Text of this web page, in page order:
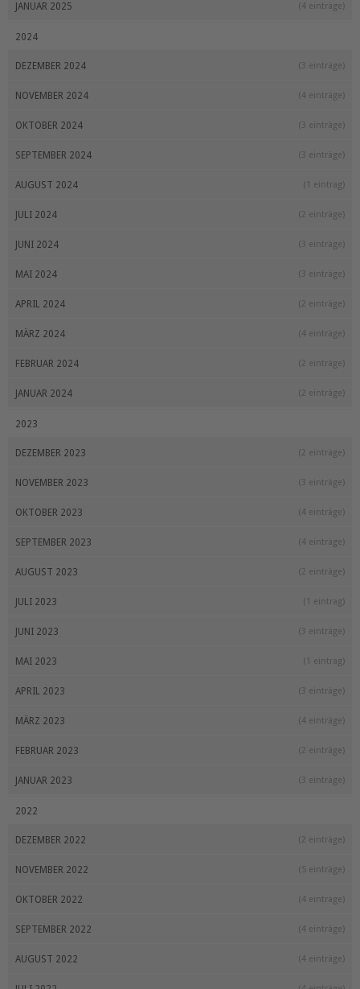
JANUAR 2025 (4 einträge)
2024
DEZEMBER 2024 (3 einträge)
NOVEMBER 2024 (4 einträge)
OKTOBER 2024 (3 einträge)
SEPTEMBER 2024 (3 einträge)
AUGUST 2024 (1 eintrag)
JULI 2024 (2 einträge)
JUNI 2024 (3 einträge)
MAI 2024 (3 einträge)
APRIL 2024 (2 einträge)
MÄRZ 2024 (4 einträge)
FEBRUAR 2024 (2 einträge)
JANUAR 2024 (2 einträge)
2023
DEZEMBER 2023 (2 einträge)
NOVEMBER 2023 (3 einträge)
OKTOBER 2023 (4 einträge)
SEPTEMBER 2023 (4 einträge)
AUGUST 2023 (2 einträge)
JULI 2023 (1 eintrag)
JUNI 2023 (3 einträge)
MAI 2023 (1 eintrag)
APRIL 2023 (3 einträge)
MÄRZ 2023 (4 einträge)
FEBRUAR 2023 (2 einträge)
JANUAR 2023 (3 einträge)
2022
DEZEMBER 2022 (2 einträge)
NOVEMBER 2022 (5 einträge)
OKTOBER 2022 (4 einträge)
SEPTEMBER 2022 (4 einträge)
AUGUST 2022 (4 einträge)